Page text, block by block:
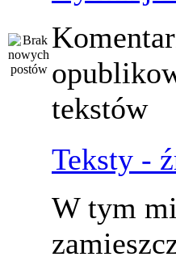
tekstów
Teksty -
W tym